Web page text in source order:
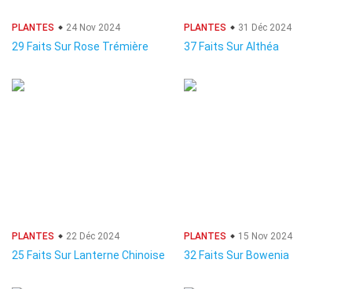
PLANTES 24 Nov 2024
29 Faits Sur Rose Trémière
PLANTES 31 Déc 2024
37 Faits Sur Althéa
PLANTES 22 Déc 2024
25 Faits Sur Lanterne Chinoise
PLANTES 15 Nov 2024
32 Faits Sur Bowenia